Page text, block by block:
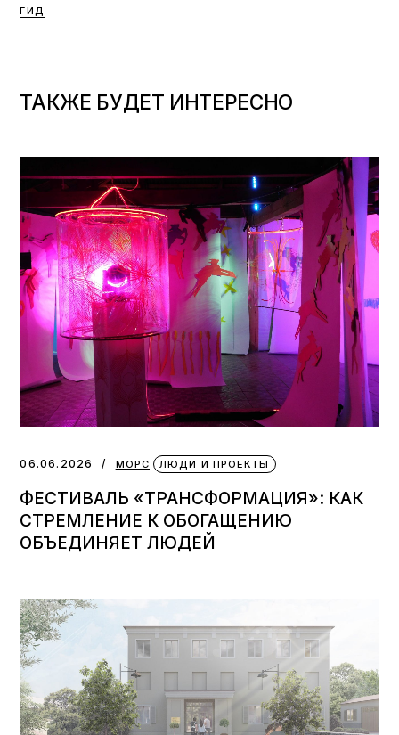
ГИД
ТАКЖЕ БУДЕТ ИНТЕРЕСНО
06.06.2026 МОРС ЛЮДИ И ПРОЕКТЫ
ФЕСТИВАЛЬ «ТРАНСФОРМАЦИЯ»: КАК
СТРЕМЛЕНИЕ К ОБОГАЩЕНИЮ
ОБЪЕДИНЯЕТ ЛЮДЕЙ